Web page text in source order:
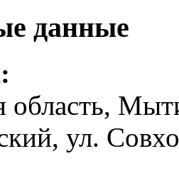
данные
область,
ул.